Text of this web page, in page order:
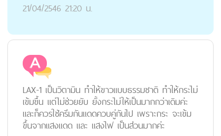
21/04/2546 21:20 น.
LAX-1 เป็นวิตามิน ทำให้ขาวแบบธรรมชาติ ทำให้กระไม่
เข้มขึ้น แต่ไม่ช่วยยับ ยั้งกระไม่ให้เป็นมากกว่าเดิมค่ะ
และก็ควรใช้ครีมกันแดดควบคู่กันไป เพราะกระ จะเข้ม
ขึ้นจากแสงแดด และ แสงไฟ เป็นส่วนมากค่ะ